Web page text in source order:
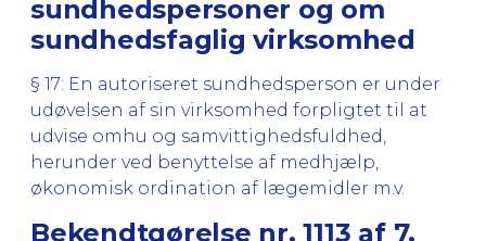
sundhedspersoner og om
sundhedsfaglig virksomhed
§ 17: En autoriseret sundhedsperson er under
udøvelsen af sin virksomhed forpligtet til at
udvise omhu og samvittighedsfuldhed,
herunder ved benyttelse af medhjælp,
økonomisk ordination af lægemidler m.v.
Bekendtgørelse nr. 1113 af 7.